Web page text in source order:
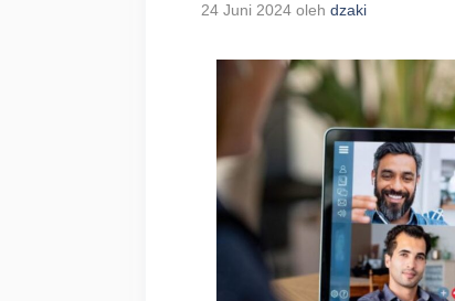
24 Juni 2024 oleh dzaki